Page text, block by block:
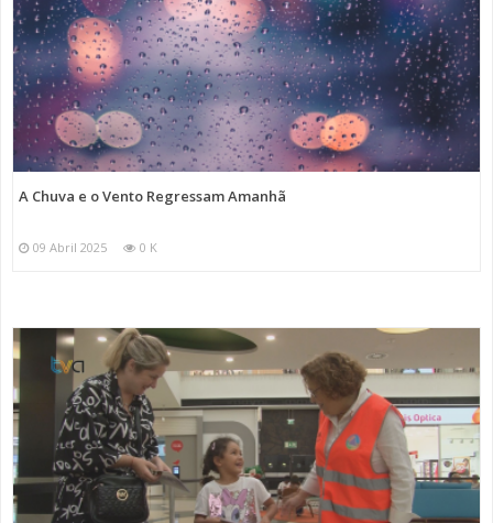
A Chuva e o Vento Regressam Amanhã
09 Abril 2025 0 K